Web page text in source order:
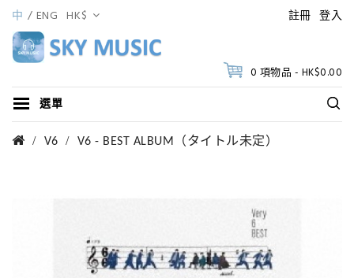
註冊 登入
中 ENG HK$
0 項物品 - HK$0.00
選單
V6 V6 - BEST ALBUM（タイトル未定）